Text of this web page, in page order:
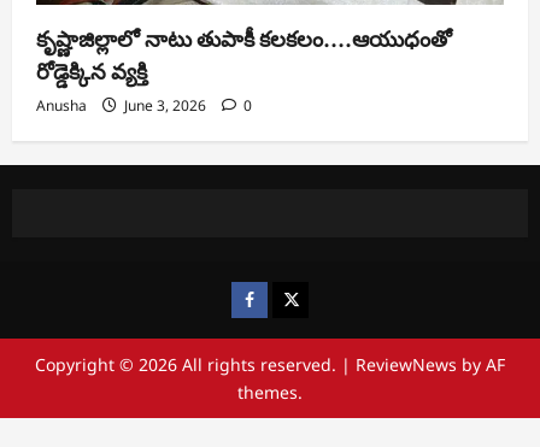
కృష్ణాజిల్లాలో నాటు తుపాకీ కలకలం….ఆయుధంతో
రోడ్డెక్కిన వ్యక్తి
Anusha June 3, 2026 0
https://www.facebook.com/
https://x.com/
Copyright © 2026 All rights reserved. | ReviewNews by AF
themes.